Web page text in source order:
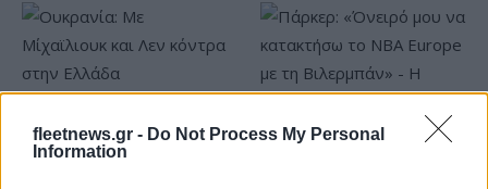
fleetnews.gr - Do Not Process My Personal
Information
Ουκρανία: Με Μίχαϊλιουκ
και Λεν κόντρα στην Ελλάδα